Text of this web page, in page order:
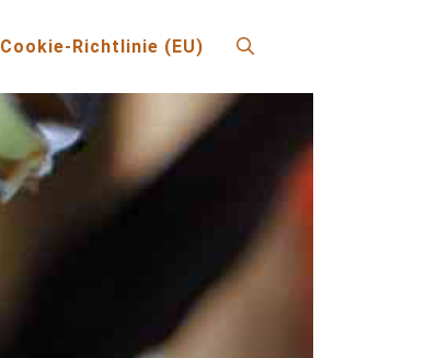
Cookie-Richtlinie (EU)